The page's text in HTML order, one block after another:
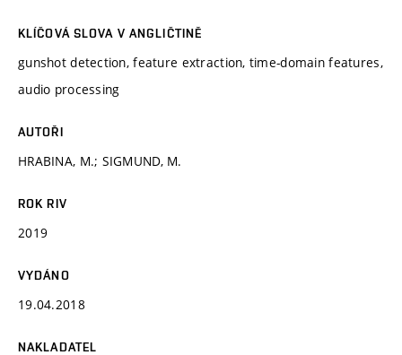
KLÍČOVÁ SLOVA V ANGLIČTINĚ
gunshot detection, feature extraction, time-domain features,
audio processing
AUTOŘI
HRABINA, M.; SIGMUND, M.
ROK RIV
2019
VYDÁNO
19.04.2018
NAKLADATEL